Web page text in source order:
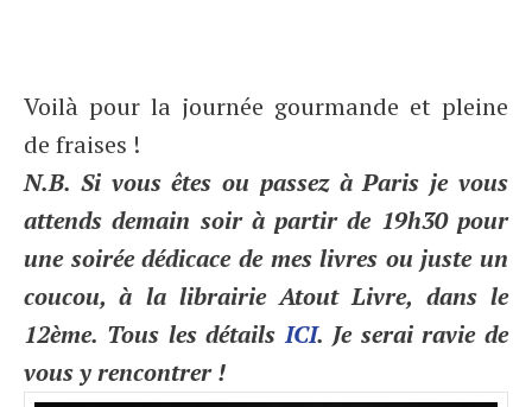
Voilà pour la journée gourmande et pleine
de fraises !
N.B. Si vous êtes ou passez à Paris je vous
attends demain soir à partir de 19h30 pour
une soirée dédicace de mes livres ou juste un
coucou, à la librairie Atout Livre, dans le
12ème. Tous les détailsICI. Je serai ravie de
vous y rencontrer !